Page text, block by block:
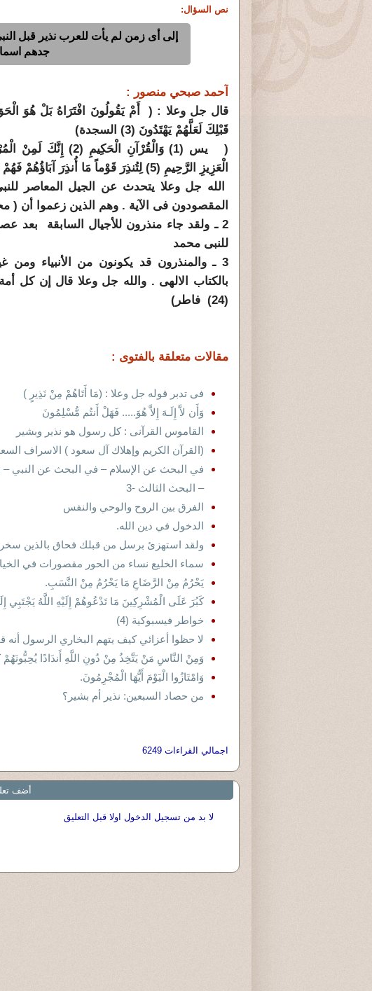
نص السؤال:
إلى أى زمن لم يأت للعرب نذير قبل
جدهم
آحمد صبحي منصور :
قال جل وعلا : ( أَمْ يَقُولُونَ افْتَرَاهُ بَلْ هُوَ
قَبْلِكَ لَعَلَّهُمْ يَهْتَدُونَ (3) السجدة)
الْعَزِيزِ الرَّحِيمِ (5) لِتُنذِرَ قَوْماً مَا أُنذِرَ آبَاؤُهُمْ فَهُمْ غَافِلُونَ (6) يس )
الله جل وعلا يتحدث عن الجيل المعاصر
المقصودون فى الآية . وهم الذين زعموا أن (
2 ـ ولقد جاء منذرون للأجيال السابقة بعد
للنبى محمد
3 ـ والمنذرون قد يكونون من الأنبياء
بالكتاب الالهى . والله جل وعلا قال إن كل
(24) فاطر)
مقالات متعلقة بالفتوى :
فى تدبر قوله جل وعلا : (مَا أَتَاهُمْ مِنْ نَذِيرٍ )
وَأَن لاَّ إِلَـهَ إِلاَّ هُوَ..... فَهَلْ أَنتُم مُّسْلِمُونَ
القاموس القرآنى : كل رسول هو نذير وبشير
(القرآن الكريم وإهلاك آل سعود ) الاسراف
في البحث عن الإسلام – في البحث عن النبي –
– البحث الثالث -3
الفرق بين الروح والوحي والنفس
الدخول في دين الله.
ولقد استهزئ برسل من قبلك فحاق بالذين
سماء الخليع نساء من الحور مقصورات في
يَحْرُمُ مِنْ الرَّضَاعِ مَا يَحْرُمُ مِنْ النَّسَبِ.
كَبُرَ عَلَى الْمُشْرِكِينَ مَا تَدْعُوهُمْ إِلَيْهِ اللَّهُ يَجْتَبِي
خواطر فيسبوكية (4)
لا حظوا أعزائي كيف يتهم البخاري الرسول
وَمِنْ النَّاسِ مَنْ يَتَّخِذُ مِنْ دُونِ اللَّهِ أَندَادًا
وَامْتَازُوا الْيَوْمَ أَيُّهَا الْمُجْرِمُونَ.
من حصاد السبعين: نذير أم بشير؟
اجمالي القراءات 6249
أضف
لا بد من تسجيل الدخول اولا قبل التعليق